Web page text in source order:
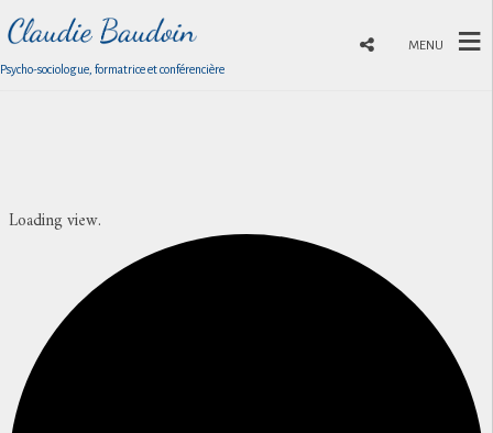
Psycho-sociologue, formatrice et conférencière
MENU
Loading view.